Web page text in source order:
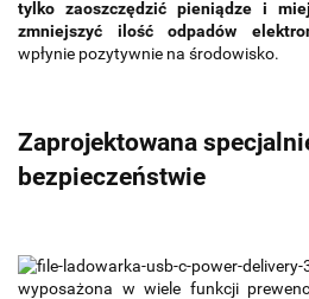
tylko zaoszczędzić pieniądze i
zmniejszyć ilość odpadów
wpłynie pozytywnie na środowisko.
Zaprojektowana
bezpieczeństwie
wyposażona w wiele funkcji